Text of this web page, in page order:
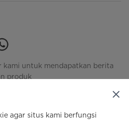
kami untuk mendapatkan berita
produk
agar situs kami berfungsi